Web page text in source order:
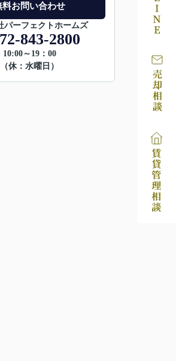
料お問い合わせ
パーフェクトホームズ
843-2800
10:00～19：00
（休：水曜日）